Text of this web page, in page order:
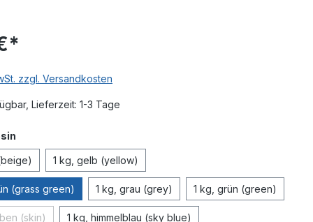
zzgl. Versandkosten
Lieferzeit: 1-3 Tage
1 kg, gelb (yellow)
(grass green) 1 kg, grau (grey) 1 kg, grün (green)
(skin) 1 kg, himmelblau (sky blue)